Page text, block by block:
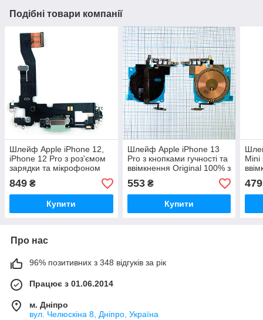
Подібні товари компанії
Шлейф Apple iPhone 12,
iPhone 12 Pro з роз'ємом
зарядки та мікрофоном
зелений Original 100%
849 ₴
Купити
Шлейф Apple iPhone 13
Pro з кнопками гучності та
ввімкнення Original 100% з
бездротовою зарядкою
553₴
Купити
Mini
479
Про нас
96% позитивних з 348 відгуків за рік
Працює з 01.06.2014
м. Дніпро
вул. Челюскіна 8, Дніпро, Україна